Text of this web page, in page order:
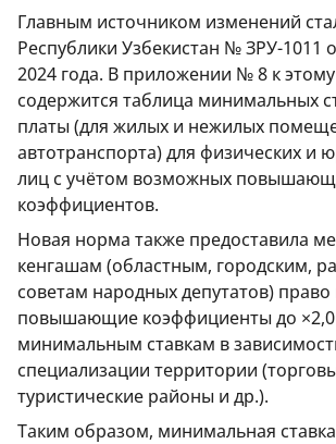
Главным источником изменений
Республики Узбекистан № ЗРУ-1011
2024 года. В приложении № 8 к
содержится таблица минимальных
платы (для жилых и нежилых
автотранспорта) для физических и
лиц с учётом возможных
коэффициентов.
Новая норма также предоставила
кенгашам (областным, городским,
советам народных депутатов) право
повышающие коэффициенты до ×2,0
минимальным ставкам в
специализации территории
туристические районы и др.).
Таким образом, минимальная